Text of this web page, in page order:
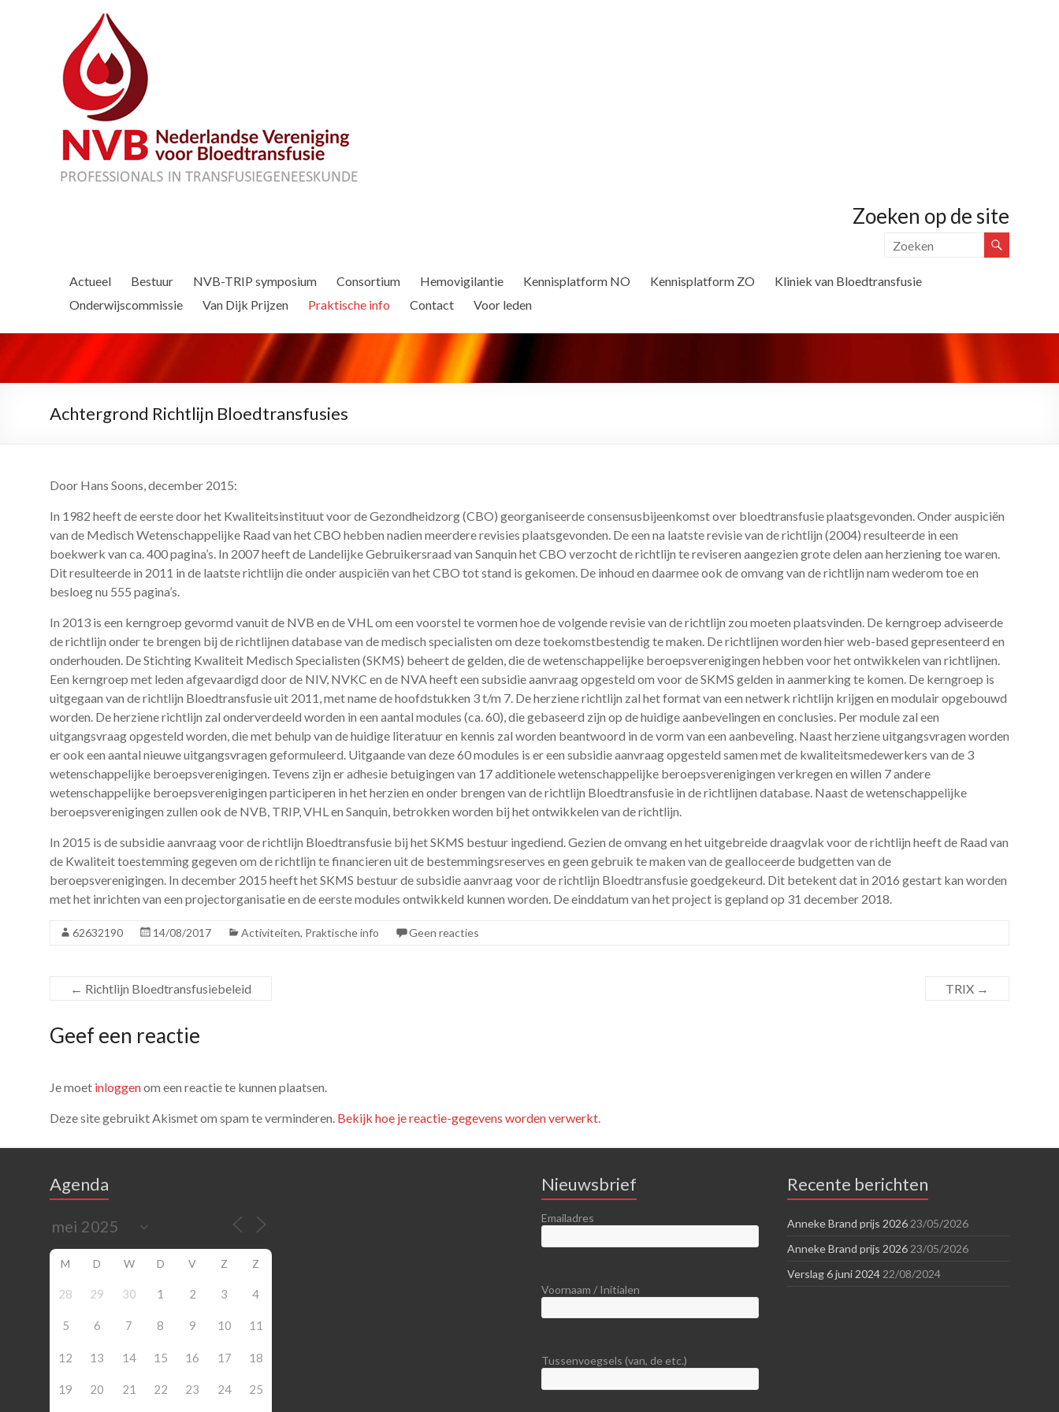
Zoeken op de site
Actueel Bestuur NVB-TRIP symposium Consortium Hemovigilantie Kennisplatform NO Kennisplatform ZO
Kliniek van Bloedtransfusie
Onderwijscommissie
Van Dijk Prijzen Praktische info Contact Voor leden
Achtergrond Richtlijn Bloedtransfusies
Door Hans Soons, december 2015:
In 1982 heeft de eerste door het Kwaliteitsinstituut voor de Gezondheidzorg (CBO) georganiseerde consensusbijeenkomst over bloedtransfusie plaatsgevonden. Onder auspiciën
van de Medisch Wetenschappelijke Raad van het CBO hebben nadien meerdere revisies plaatsgevonden. De een na laatste revisie van de richtlijn (2004) resulteerde in een
boekwerk van ca. 400 pagina’s. In 2007 heeft de Landelijke Gebruikersraad van Sanquin het CBO verzocht de richtlijn te reviseren aangezien grote delen aan herziening toe waren.
Dit resulteerde in 2011 in de laatste richtlijn die onder auspiciën van het CBO tot stand is gekomen. De inhoud en daarmee ook de omvang van de richtlijn nam wederom toe en
besloeg nu 555 pagina’s.
In 2013 is een kerngroep gevormd vanuit de NVB en de VHL om een voorstel te vormen hoe de volgende revisie van de richtlijn zou moeten plaatsvinden. De kerngroep adviseerde
de richtlijn onder te brengen bij de richtlijnen database van de medisch specialisten om deze toekomstbestendig te maken. De richtlijnen worden hier web-based gepresenteerd en
onderhouden. De Stichting Kwaliteit Medisch Specialisten (SKMS) beheert de gelden, die de wetenschappelijke beroepsverenigingen hebben voor het ontwikkelen van richtlijnen.
Een kerngroep met leden afgevaardigd door de NIV, NVKC en de NVA heeft een subsidie aanvraag opgesteld om voor de SKMS gelden in aanmerking te komen. De kerngroep is
uitgegaan van de richtlijn Bloedtransfusie uit 2011, met name de hoofdstukken 3 t/m 7. De herziene richtlijn zal het format van een netwerk richtlijn krijgen en modulair opgebouwd
worden. De herziene richtlijn zal onderverdeeld worden in een aantal modules (ca. 60), die gebaseerd zijn op de huidige aanbevelingen en conclusies. Per module zal een
uitgangsvraag opgesteld worden, die met behulp van de huidige literatuur en kennis zal worden beantwoord in de vorm van een aanbeveling. Naast herziene uitgangsvragen worden
er ook een aantal nieuwe uitgangsvragen geformuleerd. Uitgaande van deze 60 modules is er een subsidie aanvraag opgesteld samen met de kwaliteitsmedewerkers van de 3
wetenschappelijke beroepsverenigingen. Tevens zijn er adhesie betuigingen van 17 additionele wetenschappelijke beroepsverenigingen verkregen en willen 7 andere
wetenschappelijke beroepsverenigingen participeren in het herzien en onder brengen van de richtlijn Bloedtransfusie in de richtlijnen database. Naast de wetenschappelijke
beroepsverenigingen zullen ook de NVB, TRIP, VHL en Sanquin, betrokken worden bij het ontwikkelen van de richtlijn.
In 2015 is de subsidie aanvraag voor de richtlijn Bloedtransfusie bij het SKMS bestuur ingediend. Gezien de omvang en het uitgebreide draagvlak voor de richtlijn heeft de Raad van
de Kwaliteit toestemming gegeven om de richtlijn te financieren uit de bestemmingsreserves en geen gebruik te maken van de gealloceerde budgetten van de
beroepsverenigingen. In december 2015 heeft het SKMS bestuur de subsidie aanvraag voor de richtlijn Bloedtransfusie goedgekeurd. Dit betekent dat in 2016 gestart kan worden
met het inrichten van een projectorganisatie en de eerste modules ontwikkeld kunnen worden. De einddatum van het project is gepland op 31 december 2018.
62632190 14/08/2017 Activiteiten, Praktische info Geen reacties
← Richtlijn Bloedtransfusiebeleid TRIX →
Geef een reactie
Je moet inloggenom een reactie te kunnen plaatsen.
Deze site gebruikt Akismet om spam te verminderen. Bekijk hoe je reactie-gegevens worden verwerkt.
Agenda
M D W D V Z Z
28 29 30 1 2 3 4
5 6 7 8 9 10 11
12 13 14 15 16 17 18
19 20 21 22 23 24 25
Nieuwsbrief
Emailadres
Voornaam / Initialen
Tussenvoegsels (van, de etc.)
Recente berichten
Anneke Brand prijs 2026 23/05/2026
Anneke Brand prijs 2026 23/05/2026
Verslag 6 juni 2024 22/08/2024